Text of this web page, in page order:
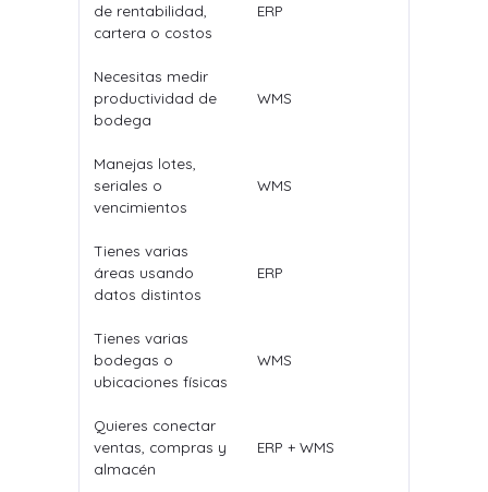
de rentabilidad,
cartera o costos
ERP
Necesitas medir
productividad de
bodega
WMS
Manejas lotes,
seriales o
vencimientos
WMS
Tienes varias
áreas usando
datos distintos
ERP
Tienes varias
bodegas o
ubicaciones físicas
WMS
Quieres conectar
ventas, compras y
almacén
ERP + WMS